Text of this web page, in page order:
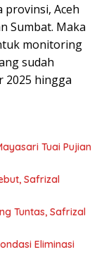
provinsi, Aceh
Sumbat. Maka
monitoring
sudah
2025 hingga
Tuai Pujian
Safrizal
Tuntas, Safrizal
Eliminasi